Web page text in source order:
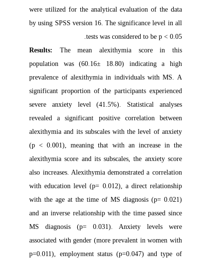
were utilized for the analytical evaluation of the data
by using SPSS version 16. The significance level in all
tests was considered to be p < 0.05.
Results:
The mean alexithymia score in this
population was (60.16± 18.80) indicating a high
prevalence of alexithymia in individuals with MS. A
significant proportion of the participants experienced
severe anxiety level (41.5%). Statistical analyses
revealed a significant positive correlation between
alexithymia and its subscales with the level of anxiety
(p < 0.001), meaning that with an increase in the
alexithymia score and its subscales, the anxiety score
also increases. Alexithymia demonstrated a correlation
with education level (p= 0.012), a direct relationship
with the age at the time of MS diagnosis (p= 0.021)
and an inverse relationship with the time passed since
MS diagnosis (p= 0.031). Anxiety levels were
associated with gender (more prevalent in women with
p=0.011), employment status (p=0.047) and type of